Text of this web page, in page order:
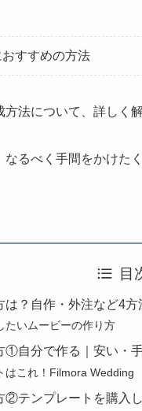
すすめの方法
法について、詳しく解
るべく手間をかけた
目
？自作・外注など4方
たいムービーの作り方
①自分で作る｜安い・
はこれ！Filmora Wedding
②テンプレートを購入